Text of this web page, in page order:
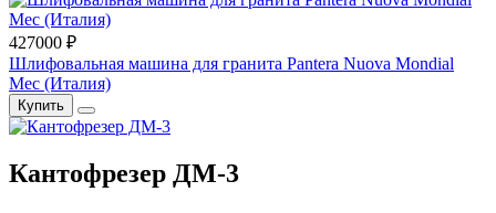
427000 ₽
Шлифовальная машина для гранита Pantera Nuova Mondial
Mec (Италия)
Купить
Кантофрезер ДМ-3